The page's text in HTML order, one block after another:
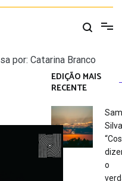
por: Catarina Branco
EDIÇÃO MAIS
RECENTE
o